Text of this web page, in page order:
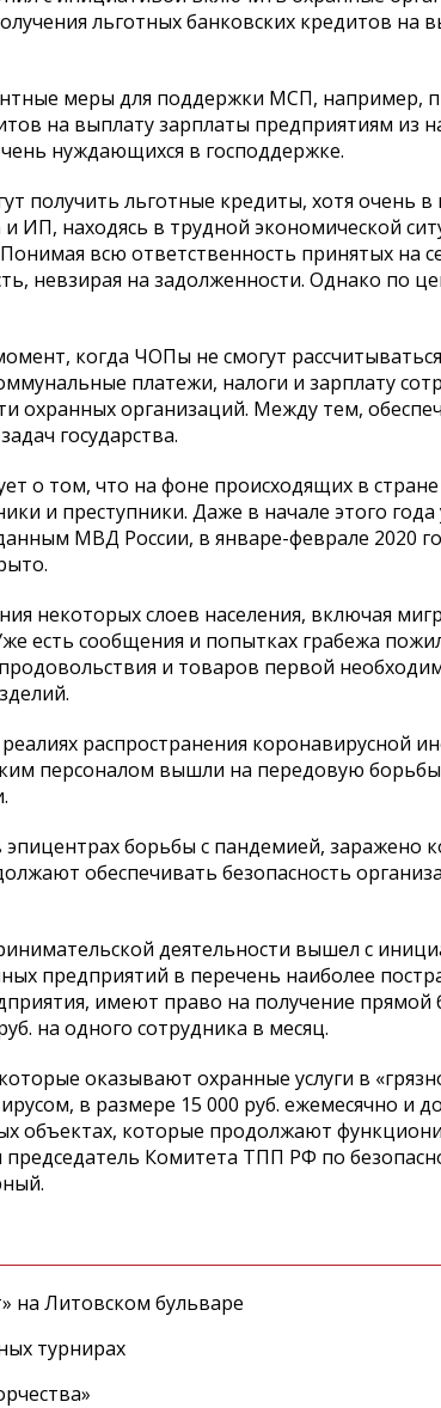
льготных банковских кредитов на
меры для поддержки МСП, например,
на выплату зарплаты предприятиям из
нуждающихся в господдержке.
получить льготные кредиты, хотя очень в
ИП, находясь в трудной экономической
всю ответственность принятых на
невзирая на задолженности. Однако по
когда ЧОПы не смогут
платежи, налоги и зарплату
охранных организаций. Между тем,
государства.
о том, что на фоне происходящих в
и преступники. Даже в начале этого года
МВД России, в январе-феврале 2020
некоторых слоев населения, включая
есть сообщения и попытках грабежа
и товаров первой
распространения коронавирусной
персоналом вышли на передовую
борьбы с пандемией, заражено
обеспечивать безопасность
деятельности вышел с
предприятий в перечень наиболее
имеют право на получение прямой
на одного сотрудника в месяц.
оказывают охранные услуги в
в размере 15 000 руб. ежемесячно и
объектах, которые продолжают
Комитета ТПП РФ по
на Литовском бульваре
турнирах